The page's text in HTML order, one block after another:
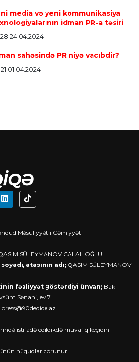
media və yeni kommunikasiya
idman PR-a təsiri
24.04.2024
sahəsində PR niyə vacıbdir?
01.04.2024
Məsuliyyətli Cəmiyyəti
SÜLEYMANOV CALAL OĞLU
atasının adı; QASIM SÜLEYMANOV
fəaliyyət göstərdiyi ünvan; Bakı
Sənani, ev 7
press@90deqiqe.az
istifadə edildikdə müvafiq keçidin
hüquqlar qorunur.